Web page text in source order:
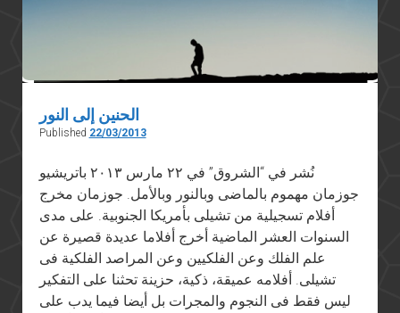
الحنين إلى النور
Published 22/03/2013
نُشر في “الشروق” في ٢٢ مارس ٢٠١٣ باتريشيو
جوزمان مهموم بالماضى وبالنور وبالأمل. جوزمان مخرج
أفلام تسجيلية من تشيلى بأمريكا الجنوبية. على مدى
السنوات العشر الماضية أخرج أفلاما عديدة قصيرة عن
علم الفلك وعن الفلكيين وعن المراصد الفلكية فى
تشيلى. أفلامه عميقة، ذكية، حزينة تحثنا على التفكير
ليس فقط فى النجوم والمجرات بل أيضا فيما يدب على